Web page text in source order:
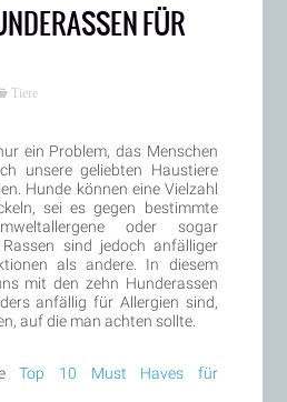
FÜR
Tiere
ein Problem, das Menschen
unsere geliebten Haustiere
Hunde können eine Vielzahl
sei es gegen bestimmte
oder sogar
Rassen sind jedoch anfälliger
als andere. In diesem
mit den zehn Hunderassen
anfällig für Allergien sind,
auf die man achten sollte.
Top 10 Must Haves für